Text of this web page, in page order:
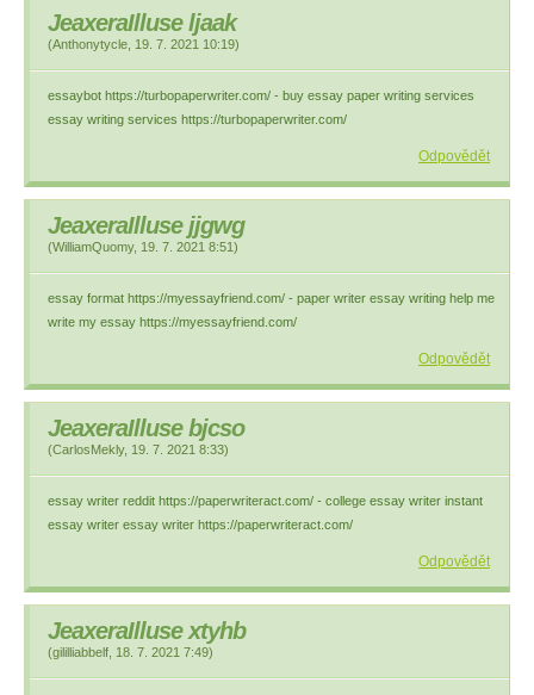
JeaxeraIlluse ljaak
(Anthonytycle 19. 7. 2021 10:19)
essaybot https://turbopaperwriter.com/ - buy essay paper writing services
essay writing services https://turbopaperwriter.com/
Odpovědět
JeaxeraIlluse jjgwg
(WilliamQuomy, 19. 7. 2021 8:51)
essay format https://myessayfriend.com/ - paper writer essay writing help me
write my essay https://myessayfriend.com/
Odpovědět
JeaxeraIlluse bjcso
(CarlosMekly, 19. 7. 2021 8:33)
essay writer reddit https://paperwriteract.com/ - college essay writer instant
essay writer essay writer https://paperwriteract.com/
Odpovědět
JeaxeraIlluse xtyhb
(gililliabbelf 18. 7. 2021 7:49)